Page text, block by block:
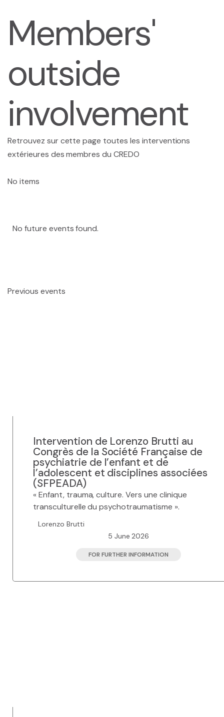
Presentation
Contact and access
Ethics committee
Le planning des séminaires 2025-2026
Le séminaire EHESS/CREDO
Bachelor and Master
Documentation center
Members'
outside
involvement
Retrouvez sur cette page toutes les interventions
extérieures des membres du CREDO
No items
No future events found.
Previous events
Intervention de Lorenzo Brutti au
Congrès de la Société Française de
psychiatrie de l’enfant et de
l’adolescent et disciplines associées
(SFPEADA)
« Enfant, trauma, culture. Vers une clinique
transculturelle du psychotraumatisme ».
Lorenzo Brutti
5 June 2026
FOR FURTHER INFORMATION